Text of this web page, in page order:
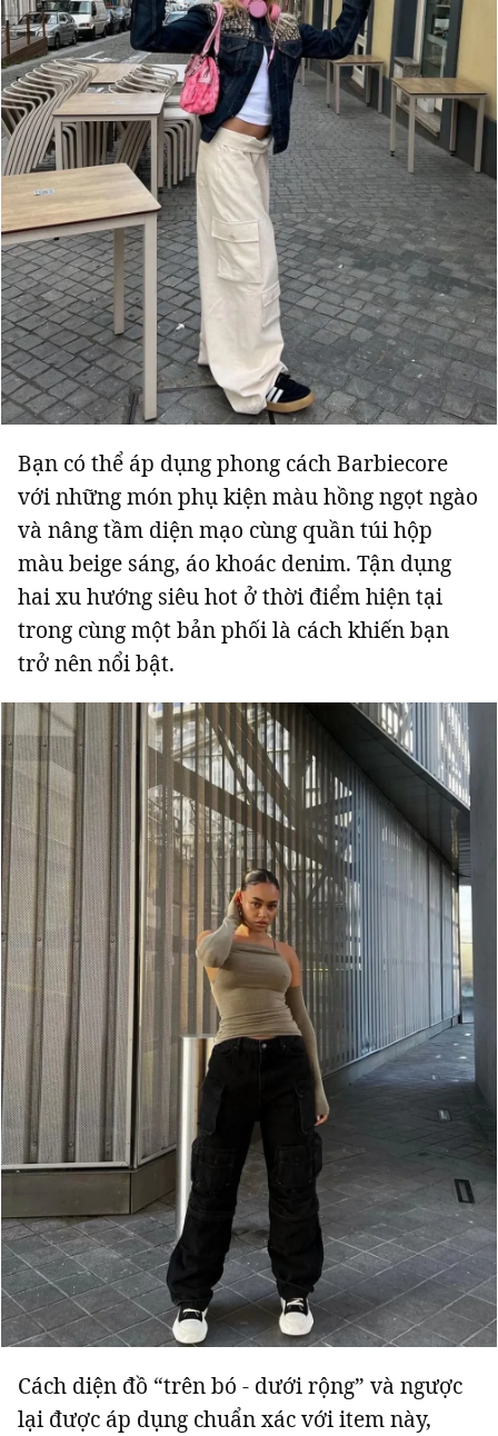
Bạn có thể áp dụng phong cách Barbiecore
với những món phụ kiện màu hồng ngọt ngào
và nâng tầm diện mạo cùng quần túi hộp
màu beige sáng, áo khoác denim. Tận dụng
hai xu hướng siêu hot ở thời điểm hiện tại
trong cùng một bản phối là cách khiến bạn
trở nên nổi bật.
Cách diện đồ “trên bó - dưới rộng” và ngược
lại được áp dụng chuẩn xác với item này,